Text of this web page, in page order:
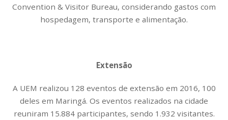
Convention & Visitor Bureau, considerando gastos com
hospedagem, transporte e alimentação.
Extensão
A UEM realizou 128 eventos de extensão em 2016, 100
deles em Maringá. Os eventos realizados na cidade
reuniram 15.884 participantes, sendo 1.932 visitantes.